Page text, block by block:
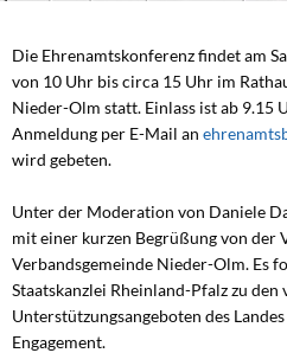
Die Ehrenamtskonferenz findet am
von 10 Uhr bis circa 15 Uhr im
Nieder-Olm statt. Einlass ist ab 9.15
Anmeldung per E-Mail an
wird gebeten.
Unter der Moderation von Daniele
mit einer kurzen Begrüßung von der
Verbandsgemeinde Nieder-Olm. Es
Staatskanzlei Rheinland-Pfalz zu den
Unterstützungsangeboten des
Engagement.